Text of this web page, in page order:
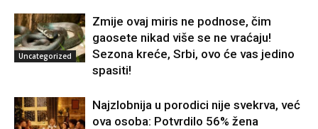
Uncategorized
Zmije ovaj miris ne podnose, čim
gaosete nikad više se ne vraćaju!
Sezona kreće, Srbi, ovo će vas jedino
spasiti!
Najzlobnija u porodici nije svekrva, već
ova osoba: Potvrdilo 56% žena